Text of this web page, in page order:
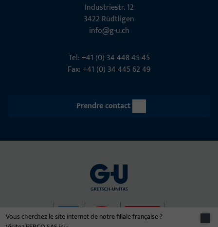
Vous cherchez le site internet de notre filiale française ?
Indu­s­triestr. 12
3422 Rüdt­ligen
info@g-u.ch
Tel: +41 (0) 34 448 45 45
Fax: +41 (0) 34 445 62 49
Prendre contact